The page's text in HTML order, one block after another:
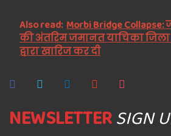
Also read: Morbi Bridge
की अंतरिम जमानत याचिका
द्वारा खारिज कर दी
NEWSLETTERSIGN